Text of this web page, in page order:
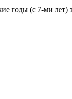
годы (с 7-ми лет)